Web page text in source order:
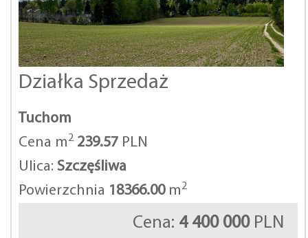
Działka Sprzedaż
Tuchom
Cena m2 239.57 PLN
Ulica:Szczęśliwa
Powierzchnia 18366.00m2
Cena: 4 400 000PLN